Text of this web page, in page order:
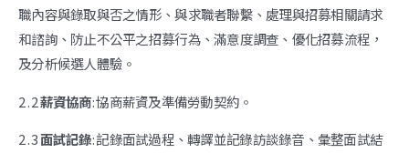
職內容與錄取與否之情形、與求職者聯繫、處理與招募相關請求
和諮詢、防止不公平之招募行為、滿意度調查、優化招募流程，
及分析候選人體驗。
2 . 2薪資協商: 協商薪資及準備勞動契約。
2 . 3面試記錄: 記錄面試過程、轉譯並記錄訪談錄音、彙整面試結